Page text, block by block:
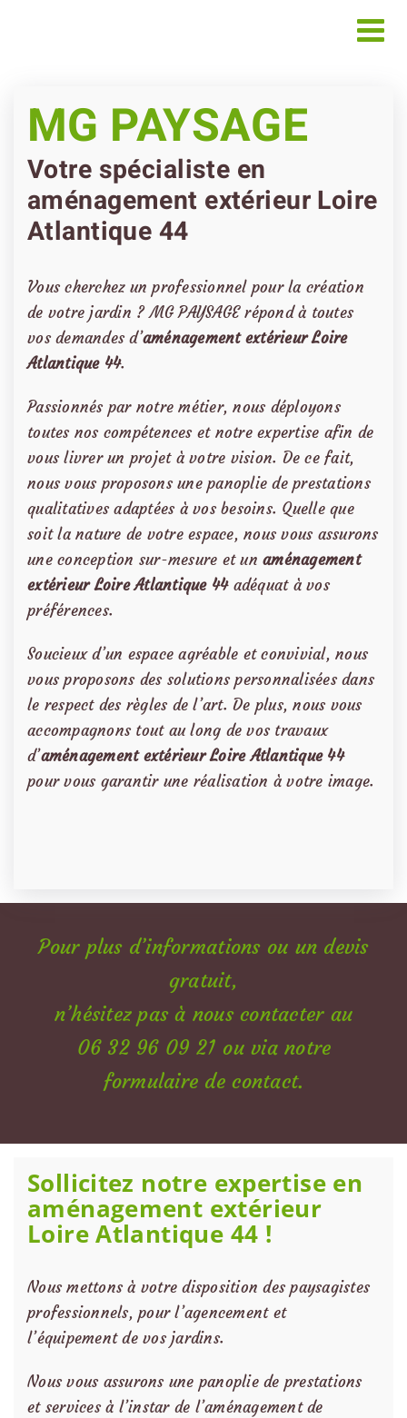
MG PAYSAGE
Votre spécialiste en
aménagement extérieur Loire
Atlantique 44
Vous cherchez un professionnel pour la création
de votre jardin ? MG PAYSAGE répond à toutes
vos demandes d’aménagement extérieurLoire
Atlantique 44.
Passionnés par notre métier, nous déployons
toutes nos compétences et notre expertise afin de
vous livrer un projet à votre vision. De ce fait,
nous vous proposons une panoplie de prestations
qualitatives adaptées à vos besoins. Quelle que
soit la nature de votre espace, nous vous assurons
une conception sur-mesure et unaménagement
extérieur Loire Atlantique 44adéquat à vos
préférences.
Soucieux d’un espace agréable et convivial, nous
vous proposons des solutions personnalisées dans
le respect des règles de l’art. De plus, nous vous
accompagnons tout au long de vos travaux
d’aménagement extérieur Loire Atlantique 44
pour vous garantir une réalisation à votre image.
Pour plus d’informations ou un devis
gratuit,
n’hésitez pas à nous contacter au
06 32 96 09 21 ou via notre
formulaire de contact.
Sollicitez notre expertise en
aménagement extérieur
Loire Atlantique 44 !
Nous mettons à votre disposition des paysagistes
professionnels, pour l’agencement et
l’équipement de vos jardins.
Nous vous assurons une panoplie de prestations
et services à l’instar de l’aménagement de